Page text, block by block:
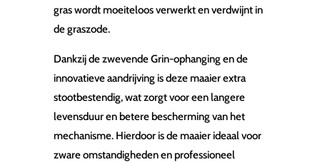
gras wordt moeiteloos verwerkt en verdwijnt in
de graszode.
Dankzij de zwevende Grin-ophanging en de
innovatieve aandrijving is deze maaier extra
stootbestendig, wat zorgt voor een langere
levensduur en betere bescherming van het
mechanisme. Hierdoor is de maaier ideaal voor
zware omstandigheden en professioneel